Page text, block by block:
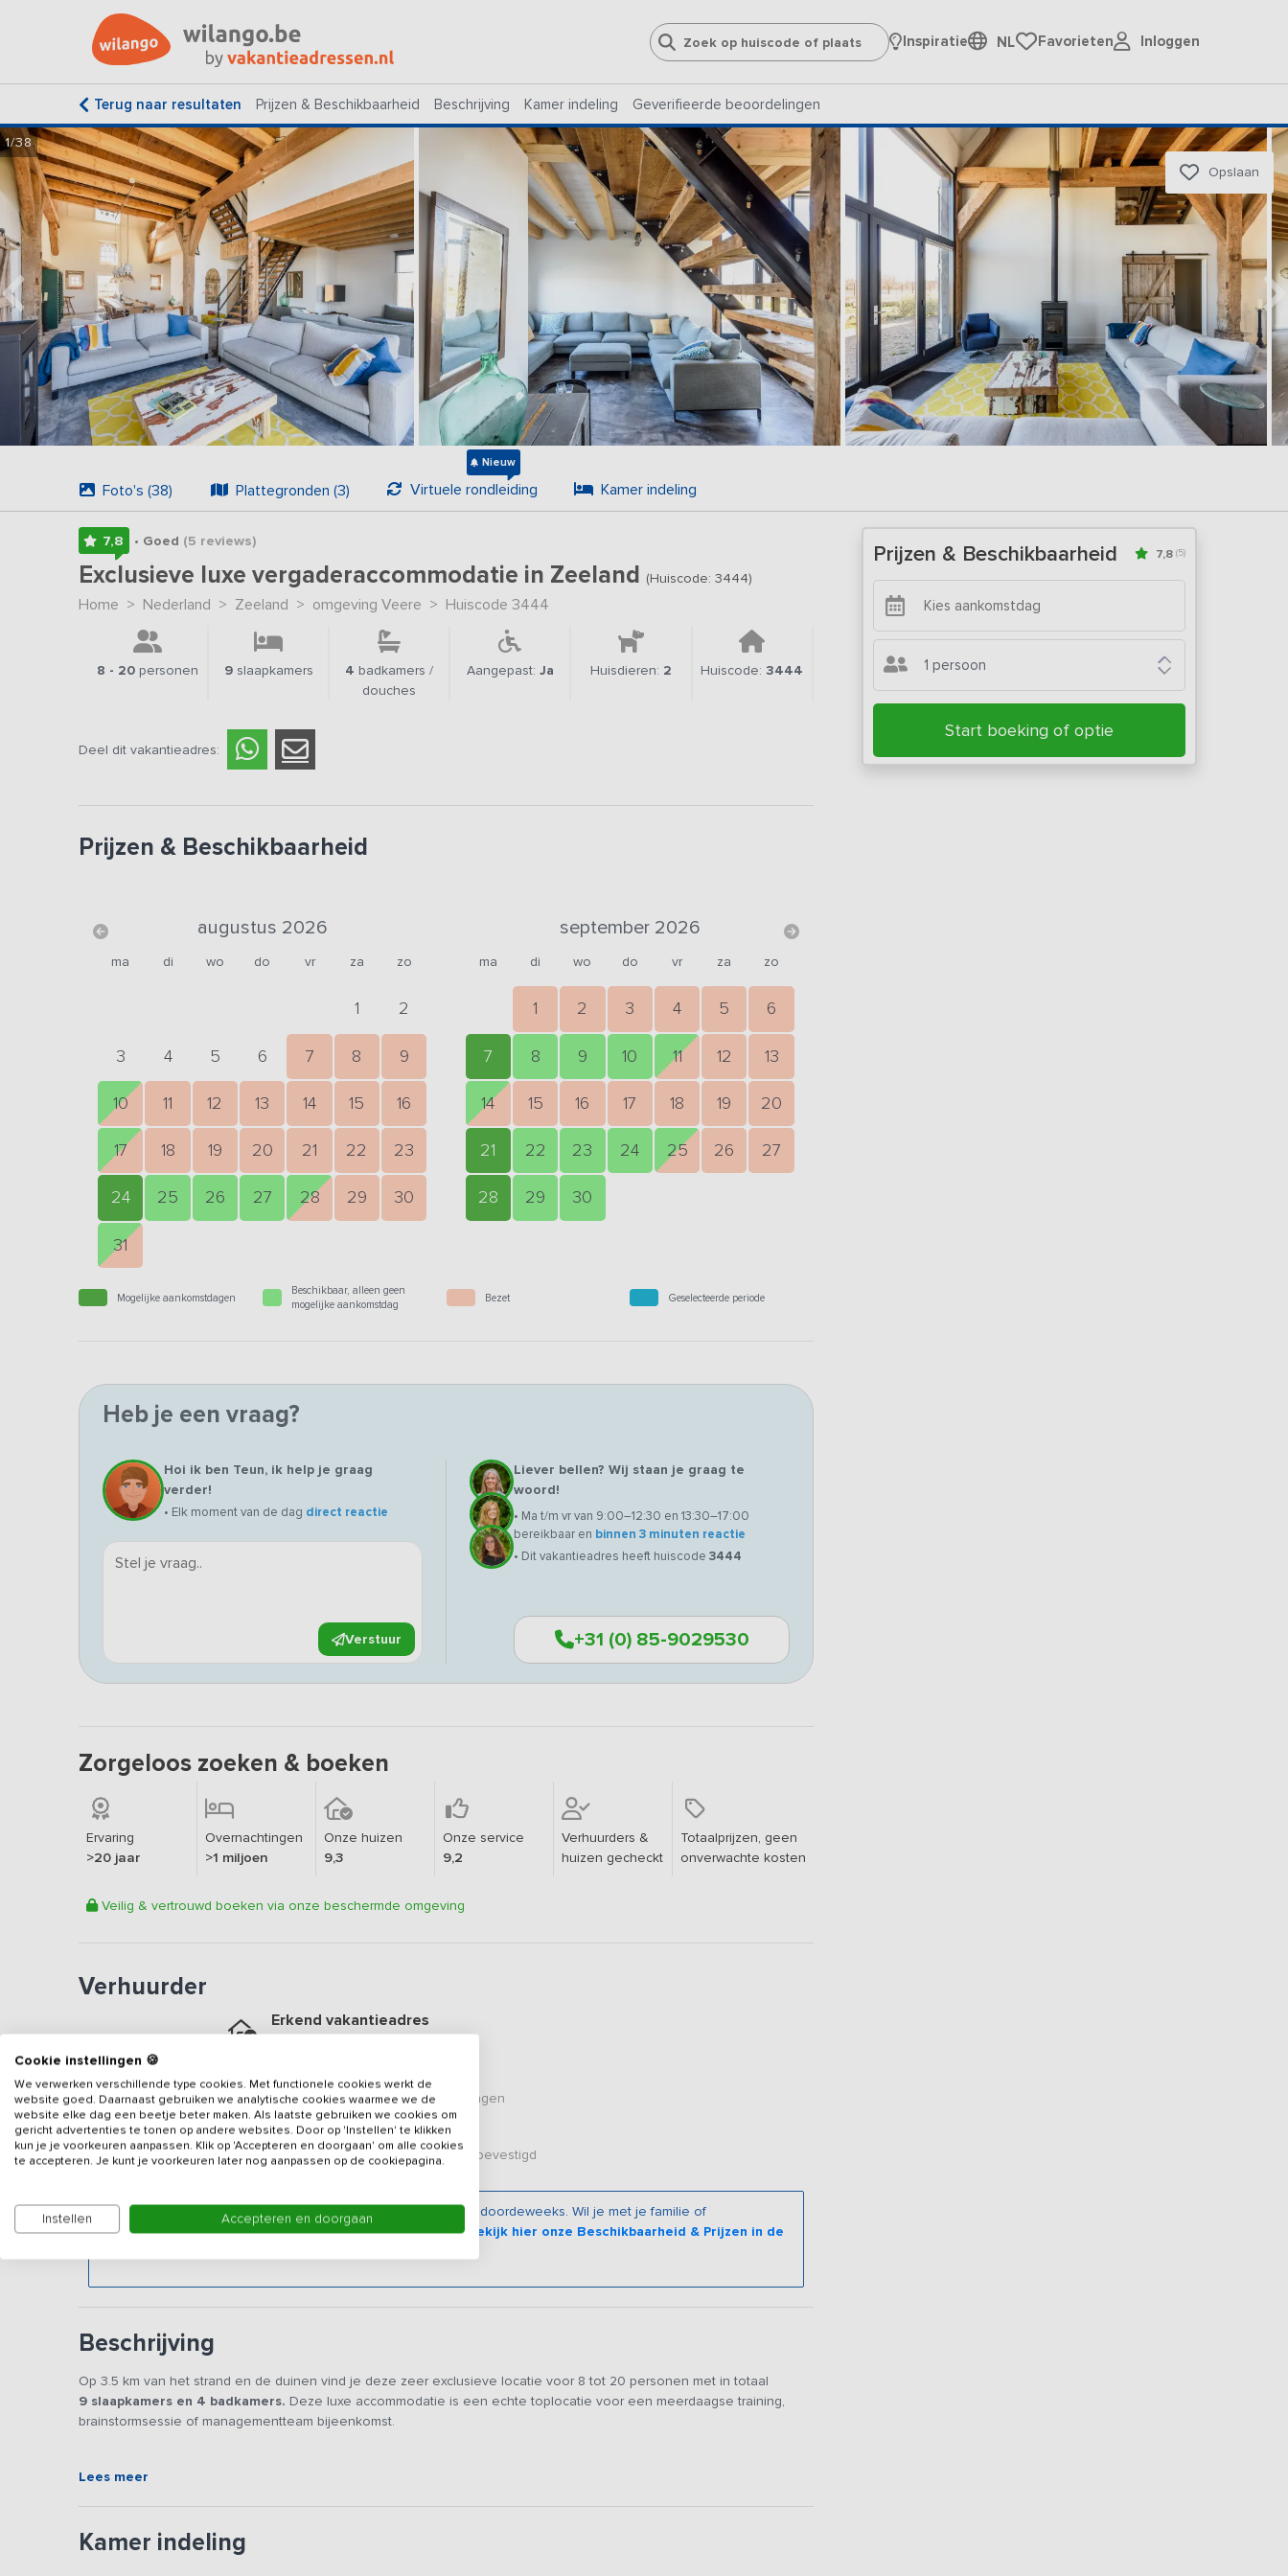
Inspiratie NL Favorieten Inloggen
Terug naar resultaten Prijzen & Beschikbaarheid Beschrijving Kamer indeling Geverifieerde beoordelingen
1/38
Opslaan
Foto's (38) Plattegronden (3) Virtuele rondleiding
Nieuw
Kamer indeling
7,8 • Goed (5 reviews)
Exclusieve luxe vergaderaccommodatie in Zeeland (Huiscode: 3444)
Home > Nederland > Zeeland > omgeving Veere > Huiscode 3444
8 - 20 personen 9slaapkamers 4 badkamers /
douches
Aangepast: Ja Huisdieren: 2 Huiscode: 3444
Deel dit vakantieadres:
Prijzen & Beschikbaarheid
augustus 2026
ma di wo do vr za zo
1 2
3 4 5 6 7 8 9
10 11 12 13 14 15 16
17 18 19 20 21 22 23
24 25 26 27 28 29 30
31
september 2026
ma di wo do vr za zo
1 2 3 4 5 6
7 8 9 10 11 12 13
14 15 16 17 18 19 20
21 22 23 24 25 26 27
28 29 30
Mogelijke aankomstdagen
Beschikbaar, alleen geen
mogelijke aankomstdag
Bezet Geselecteerde periode
Heb je een vraag?
Hoi ik ben Teun, ik help je graag
verder!
• Elk moment van de dag direct reactie
Verstuur
Liever bellen? Wij staan je graag te
woord!
• Ma t/m vr van 9:00–12:30 en 13:30–17:00
bereikbaar en binnen 3 minuten reactie
• Dit vakantieadres heeft huiscode 3444
+31 (0) 85-9029530
Zorgeloos zoeken & boeken
Ervaring
>20 jaar
Overnachtingen
>1 miljoen
Onze huizen
9,3
Onze service
9,2
Verhuurders &
huizen gecheckt
Totaalprijzen, geen
onverwachte kosten
Veilig & vertrouwd boeken via onze beschermde omgeving
Verhuurder
Erkend vakantieadres
Geweldige locatie
Een7.8op basis van 5beoordelingen
Veilig & vertrouwd
Gegevens van de verhuurder zijn bevestigd
Deze vermelding is gericht op bedrijven & vergadergroepen doordeweeks. Wil je met je familie of
vriendengroep dit vakantieadres in het weekend boeken?
Bekijk hier onze Beschikbaarheid & Prijzen in de
Beschrijving
Op 3.5 km van het strand en de duinen vind je deze zeer exclusieve locatie voor 8 tot 20 personen met in totaal
9 slaapkamers en 4 badkamers. Deze luxe accommodatie is een echte toplocatie voor een meerdaagse training,
brainstormsessie of managementteam bijeenkomst.
zonder dat het fraaie karakter van de voormalige boerenschuur verloren is gegaan. Zo zit achter de oude men-deuren
kwaliteit: luxe banken, fraaie robuuste eettafels en goede boxsprings.
Lees meer
Kamer indeling
Prijzen & Beschikbaarheid 7,8 (5)
1 persoon
Start boeking of optie
Cookie instellingen 🍪
We verwerken verschillende type cookies. Met functionele cookies werkt de
website goed. Daarnaast gebruiken we analytische cookies waarmee we de
website elke dag een beetje beter maken. Als laatste gebruiken we cookies om
gericht advertenties te tonen op andere websites. Door op 'Instellen' te klikken
kun je je voorkeuren aanpassen. Klik op 'Accepteren en doorgaan' om alle cookies
te accepteren. Je kunt je voorkeuren later nog aanpassen op de cookiepagina.
Instellen Accepteren en doorgaan